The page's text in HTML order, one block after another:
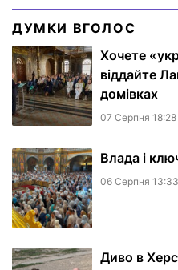
ДУМКИ ВГОЛОС
Хочете
віддайте
домівках
07 Серпня 18:28
Влада і
06 Серпня 13:33
Диво в